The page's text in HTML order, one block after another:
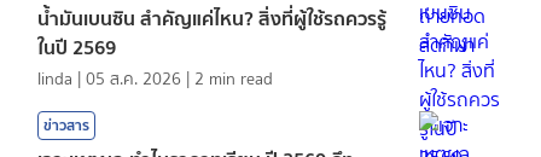
น้ำมันเบนซิน สำคัญแค่ไหน? สิ่งที่ผู้ใช้รถควรรู้
ในปี 2569
linda |05 ส.ค. 2026 | 2 min read
ข่าวสาร